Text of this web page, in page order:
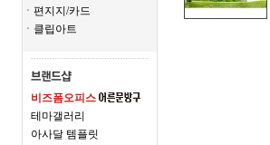
ㆍ편지지/카드
ㆍ클립아트
비즈폼오피스
테마갤러리
아사달 템플릿